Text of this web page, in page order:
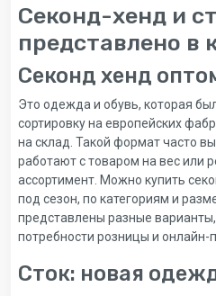
Секонд-хенд и
представлено в
Секонд хенд
Это одежда и обувь, которая
сортировку на европейских
на склад. Такой формат часто
работают с товаром на вес или
ассортимент. Можно купить
под сезон, по категориям и
представлены разные
потребности розницы и онлайн-
Сток: новая